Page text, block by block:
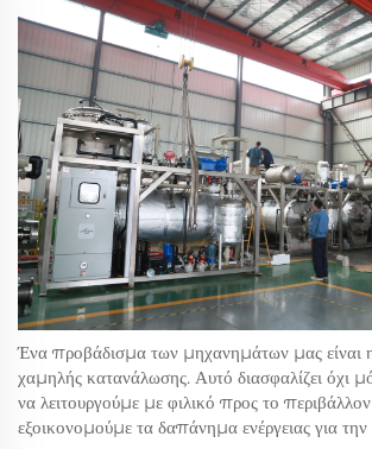
Ένα προβάδισμα των μηχανημάτων μας είναι
χαμηλής κατανάλωσης. Αυτό διασφαλίζει όχι
να λειτουργούμε με φιλικό προς το
εξοικονομούμε τα δαπάνημα ενέργειας για την